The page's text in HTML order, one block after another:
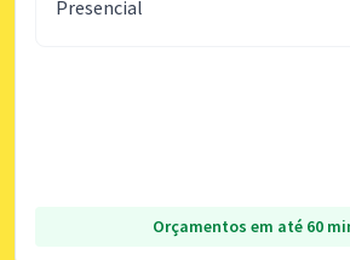
Presencial
Orçamentos em até 60